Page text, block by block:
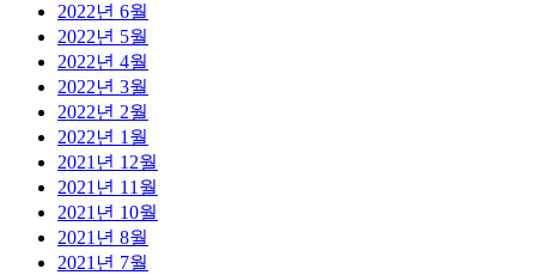
2022년 6월
2022년 5월
2022년 4월
2022년 3월
2022년 2월
2022년 1월
2021년 12월
2021년 11월
2021년 10월
2021년 8월
2021년 7월